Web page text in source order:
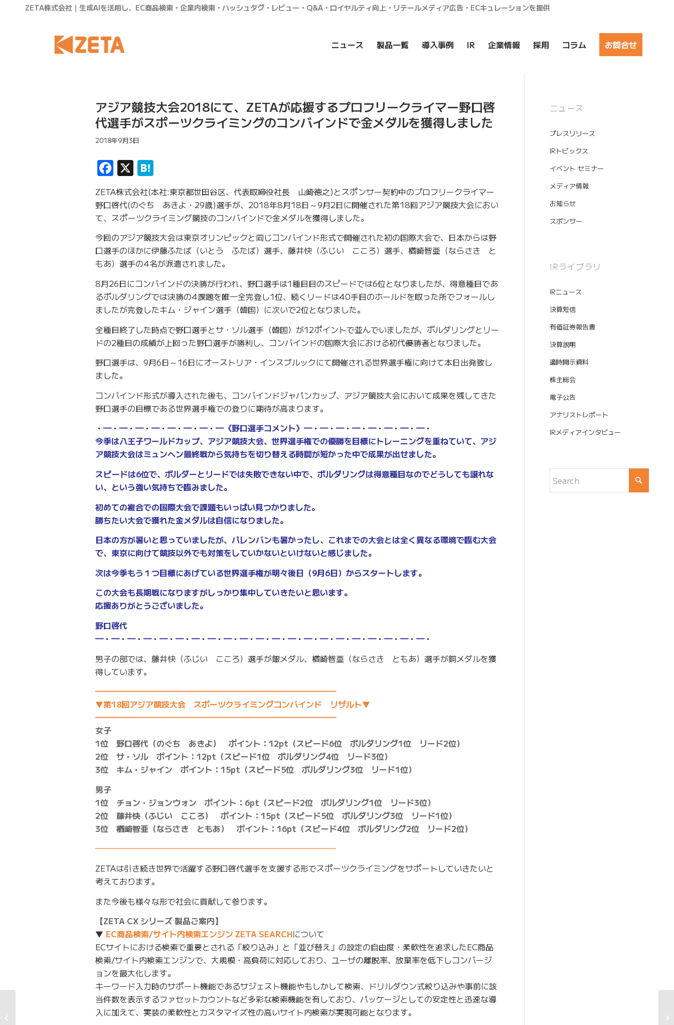
ZETA株式会社｜生成AIを活用し、EC商品検索・企業内検索・ハッシュタグ・レビュー・Q&A・ロイヤルティ向上・リテールメディア広告・ECキュレーションを提供
ニュース 製品一覧 導入事例 IR 企業情報 採用 コラム お問合せ
アジア競技大会2018にて、ZETAが応援するプロフリークライマー野口啓
代選手がスポーツクライミングのコンバインドで金メダルを獲得しました
2018年9月3日
Facebook
X
ZETA株式会社(本社:東京都世田谷区、代表取締役社長 山崎徳之)とスポンサー契約中のプロフリークライマー
野口啓代(のぐち あきよ・29歳)選手が、2018年8月18日～9月2日に開催された第18回アジア競技大会におい
て、スポーツクライミング競技のコンバインドで金メダルを獲得しました。
今回のアジア競技大会は東京オリンピックと同じコンバインド形式で開催された初の国際大会で、日本からは野
口選手のほかに伊藤ふたば（いとう ふたば）選手、藤井快（ふじい こころ）選手、楢崎智亜（ならさき と
もあ）選手の4名が派遣されました。
8月26日にコンバインドの決勝が行われ、野口選手は1種目目のスピードでは6位となりましたが、得意種目であ
るボルダリングでは決勝の4課題を唯一全完登し1位、続くリードは40手目のホールドを取った所でフォールし
ましたが完登したキム・ジャイン選手（韓国）に次いで2位となりました。
全種目終了した時点で野口選手とサ・ソル選手（韓国）が12ポイントで並んでいましたが、ボルダリングとリー
ドの2種目の成績が上回った野口選手が勝利し、コンバインドの国際大会における初代優勝者となりました。
野口選手は、9月6日～16日にオーストリア・インスブルックにて開催される世界選手権に向けて本日出発致し
ました。
コンバインド形式が導入された後も、コンバインドジャパンカップ、アジア競技大会において成果を残してきた
野口選手の目標である世界選手権での登りに期待が高まります。
・━・━・━・━・━・━・━・━《野口選手コメント》━・━・━・━・━・━・━・━・
今季は八王子ワールドカップ、アジア競技大会、世界選手権での優勝を目標にトレーニングを重ねていて、アジ
ア競技大会はミュンヘン最終戦から気持ちを切り替える時間が短かった中で成果が出せました。
スピードは6位で、ボルダーとリードでは失敗できない中で、ボルダリングは得意種目なのでどうしても譲れな
い、という強い気持ちで臨みました。
初めての複合での国際大会で課題もいっぱい見つかりました。
勝ちたい大会で獲れた金メダルは自信になりました。
日本の方が暑いと思っていましたが、パレンバンも暑かったし、これまでの大会とは全く異なる環境で臨む大会
で、東京に向けて競技以外でも対策をしていかないといけないと感じました。
次は今季もう１つ目標にあげている世界選手権が明々後日（9月6日）からスタートします。
この大会も長期戦になりますがしっかり集中していきたいと思います。
応援ありがとうございました。
野口啓代
━・━・━・━・━・━・━・━・━・━・━・━・━・━・━・━・━・━・━・━・━・
男子の部では、藤井快（ふじい こころ）選手が銀メダル、楢崎智亜（ならさき ともあ）選手が銅メダルを獲
得しています。
━━━━━━━━━━━━━━━━━━━━━━━━━━━━━━
▼第18回アジア競技大会 スポーツクライミングコンバインド リザルト▼
━━━━━━━━━━━━━━━━━━━━━━━━━━━━━━
女子
1位 野口啓代（のぐち あきよ） ポイント：12pt（スピード6位 ボルダリング1位 リード2位）
2位 サ・ソル ポイント：12pt（スピード1位 ボルダリング4位 リード3位）
3位 キム・ジャイン ポイント：15pt（スピード5位 ボルダリング3位 リード1位）
男子
1位 チョン・ジョンウォン ポイント：6pt（スピード2位 ボルダリング1位 リード3位）
2位 藤井快（ふじい こころ） ポイント：15pt（スピード5位 ボルダリング3位 リード1位）
3位 楢崎智亜（ならさき ともあ） ポイント：16pt（スピード4位 ボルダリング2位 リード2位）
━━━━━━━━━━━━━━━━━━━━━━━━━━━━━━
ZETAは引き続き世界で活躍する野口啓代選手を支援する形でスポーツクライミングをサポートしていきたいと
考えております。
また今後も様々な形で社会に貢献して参ります。
【ZETA CX シリーズ 製品ご案内】
▼ EC商品検索/サイト内検索エンジン ZETA SEARCHについて
ECサイトにおける検索で重要とされる「絞り込み」と「並び替え」の設定の自由度・柔軟性を追求したEC商品
検索/サイト内検索エンジンで、大規模・高負荷に対応しており、ユーザの離脱率、放棄率を低下しコンバージ
ョンを最大化します。
キーワード入力時のサポート機能であるサジェスト機能やもしかして検索、ドリルダウン式絞り込みや事前に該
当件数を表示するファセットカウントなど多彩な検索機能を有しており、パッケージとしての安定性と迅速な導
入に加えて、実装の柔軟性とカスタマイズ性の高いサイト内検索が実現可能となります。
ニュース
プレスリリース
IRトピックス
イベント セミナー
メディア情報
お知らせ
スポンサー
IRライブラリ
IRニュース
決算短信
有価証券報告書
決算説明
適時開示資料
株主総会
電子公告
アナリストレポート
IRメディアインタビュー